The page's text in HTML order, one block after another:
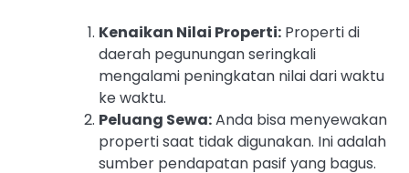
Kenaikan Nilai Properti: Properti di
daerah pegunungan seringkali
mengalami peningkatan nilai dari waktu
ke waktu.
Peluang Sewa:Anda bisa menyewakan
properti saat tidak digunakan. Ini adalah
sumber pendapatan pasif yang bagus.